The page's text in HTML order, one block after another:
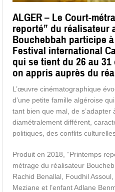
ALGER – Le Court-
reporté” du réalisateur
Bouchebbah participe
Festival international
qui se tient du 26 au
on appris auprès du
L’œuvre cinématographique
d’une petite famille algéroise
tant bien que mal, de s’adapter
diamétralement différent,
politiques, des conflits
Produit en 2018, “Printemps
métrage du réalisateur
Rachid Benallal, Foudhil
Meziane et l’enfant Adlane